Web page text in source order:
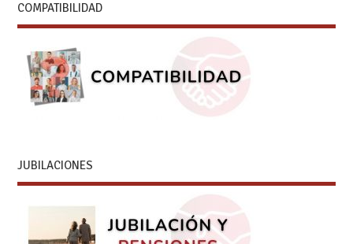
COMPATIBILIDAD
JUBILACIONES